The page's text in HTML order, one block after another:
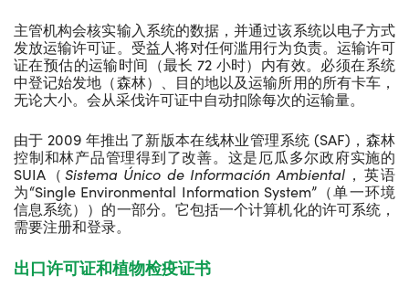
主管机构会核实输入系统的数据，并通过该系统以电子方式
发放运输许可证。受益人将对任何滥用行为负责。运输许可
证在预估的运输时间（最长 72 小时）内有效。必须在系统
中登记始发地（森林）、目的地以及运输所用的所有卡车，
无论大小。会从采伐许可证中自动扣除每次的运输量。
由于 2009 年推出了新版本在线林业管理系统 (SAF)，森林
控制和林产品管理得到了改善。这是厄瓜多尔政府实施的
SUIA（ Sistema Único de Información Ambiental，英语
为“Single Environmental Information System”（单一环境
信息系统））的一部分。它包括一个计算机化的许可系统，
需要注册和登录。
出口许可证和植物检疫证书